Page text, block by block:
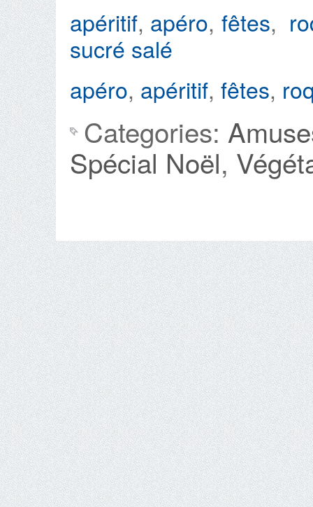
apéritif, apéro, fêtes,
sucré salé
apéro, apéritif, fêtes,
Categories:
Spécial Noël,